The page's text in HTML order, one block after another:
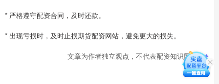
* 严格遵守配资合同，及时还款。
* 出现亏损时，及时止损期货配资网站，避免更大的损失。
文章为作者独立观点，不代表配资知识网观点